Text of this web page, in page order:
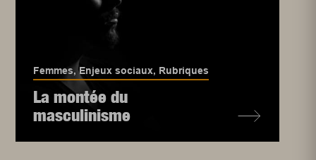
Femmes,Enjeux sociaux, Rubriques
La montée du
masculinisme